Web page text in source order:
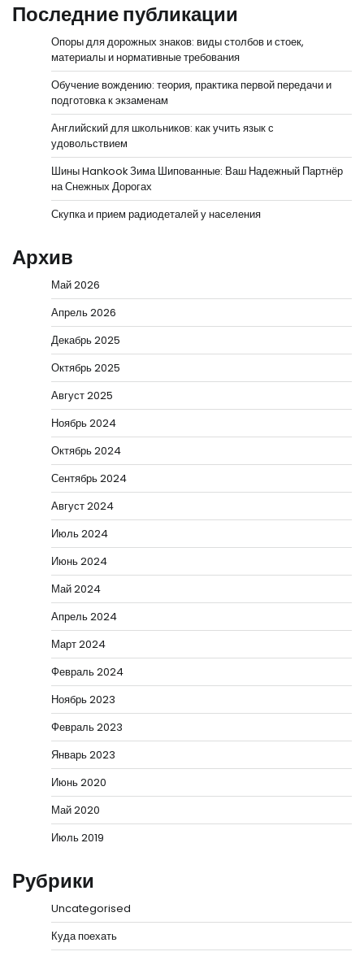
Последние публикации
Опоры для дорожных знаков: виды столбов и стоек,
материалы и нормативные требования
Обучение вождению: теория, практика первой передачи и
подготовка к экзаменам
Английский для школьников: как учить язык с
удовольствием
Шины Hankook Зима Шипованные: Ваш Надежный Партнёр
на Снежных Дорогах
Скупка и прием радиодеталей у населения
Архив
Май 2026
Апрель 2026
Декабрь 2025
Октябрь 2025
Август 2025
Ноябрь 2024
Октябрь 2024
Сентябрь 2024
Август 2024
Июль 2024
Июнь 2024
Май 2024
Апрель 2024
Март 2024
Февраль 2024
Ноябрь 2023
Февраль 2023
Январь 2023
Июнь 2020
Май 2020
Июль 2019
Рубрики
Uncategorised
Куда поехать